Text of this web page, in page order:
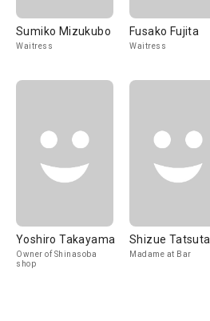
Sumiko Mizukubo
Waitress
Fusako Fujita
Waitress
Yoshiro Takayama
Owner of Shinasoba
shop
Shizue Tatsuta
Madame at Bar